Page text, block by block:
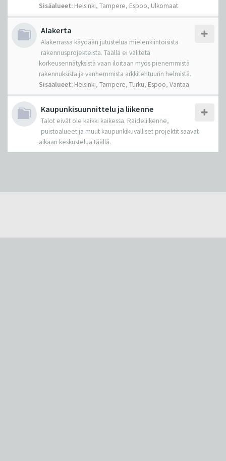
Sisäalueet: Helsinki, Tampere, Espoo, Ulkomaat
Alakerta
Alakerrassa käydään jutustelua mielenkiintoisista
rakennusprojekteista. Täällä ei välitetä
korkeusennätyksistä vaan iloitaan myös pienemmistä
rakennuksista ja vanhemmista arkkitehtuurin helmistä.
Sisäalueet: Helsinki, Tampere, Turku, Espoo, Vantaa
Kaupunkisuunnittelu ja liikenne
Talot eivät ole kaikki kaikessa. Raideliikenne,
puistoalueet ja muut kaupunkikuvalliset projektit saavat
aikaan keskustelua täällä.